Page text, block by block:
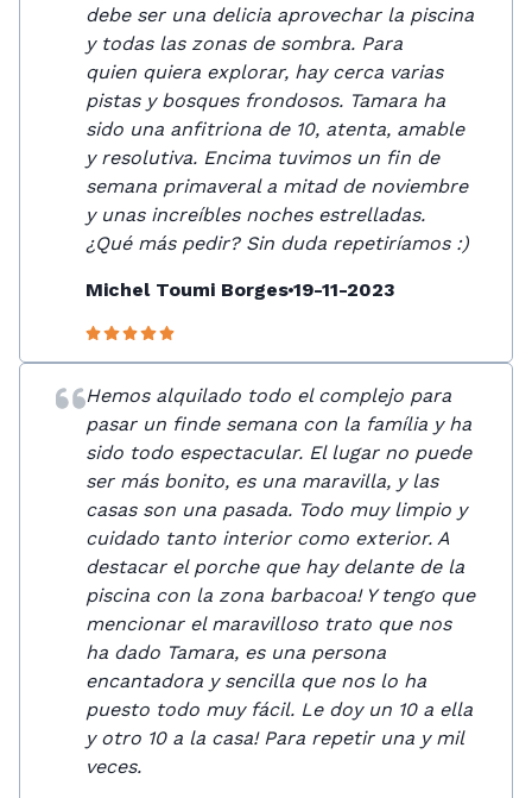
debe ser una delicia aprovechar la piscina
y todas las zonas de sombra. Para
quien quiera explorar, hay cerca varias
pistas y bosques frondosos. Tamara ha
sido una anfitriona de 10, atenta, amable
y resolutiva. Encima tuvimos un fin de
semana primaveral a mitad de noviembre
y unas increíbles noches estrelladas.
¿Qué más pedir? Sin duda repetiríamos :)
Michel Toumi Borges 19-11-2023
Hemos alquilado todo el complejo para
pasar un finde semana con la família y ha
sido todo espectacular. El lugar no puede
ser más bonito, es una maravilla, y las
casas son una pasada. Todo muy limpio y
cuidado tanto interior como exterior. A
destacar el porche que hay delante de la
piscina con la zona barbacoa! Y tengo que
mencionar el maravilloso trato que nos
ha dado Tamara, es una persona
encantadora y sencilla que nos lo ha
puesto todo muy fácil. Le doy un 10 a ella
y otro 10 a la casa! Para repetir una y mil
veces.